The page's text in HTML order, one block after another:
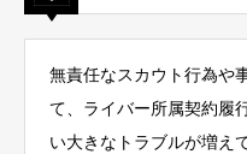
無責任なスカウト行為や
て、ライバー所属契約履
い大きなトラブルが増え